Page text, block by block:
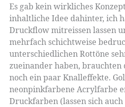
Es gab kein wirkliches
inhaltliche Idee dahinter, ich
Druckflow mitreissen lassen
mehrfach schichtweise
unterschiedlichen Rottöne
zueinander haben, brauchten
noch ein paar Knalleffekte.
neonpinkfarbene Acrylfarbe
Druckfarben (lassen sich